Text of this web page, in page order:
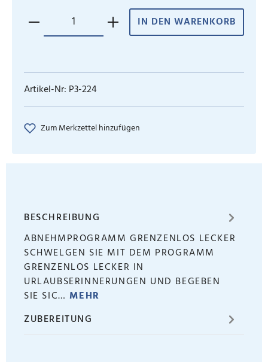
IN DEN WARENKORB
Artikel-Nr: P3-224
Zum Merkzettel hinzufügen
BESCHREIBUNG
ABNEHMPROGRAMM GRENZENLOS LECKER
SCHWELGEN SIE MIT DEM PROGRAMM
GRENZENLOS LECKER IN
URLAUBSERINNERUNGEN UND BEGEBEN
SIE SIC…MEHR
ZUBEREITUNG